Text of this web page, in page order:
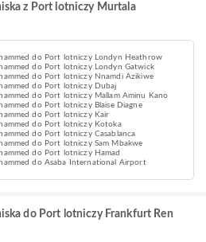
z Port lotniczy Murtala
do Port lotniczy Londyn Heathrow
do Port lotniczy Londyn Gatwick
do Port lotniczy Nnamdi Azikiwe
do Port lotniczy Dubaj
do Port lotniczy Mallam Aminu Kano
do Port lotniczy Blaise Diagne
do Port lotniczy Kair
do Port lotniczy Kotoka
do Port lotniczy Casablanca
do Port lotniczy Sam Mbakwe
do Port lotniczy Hamad
do Asaba International Airport
do Port lotniczy Frankfurt Ren